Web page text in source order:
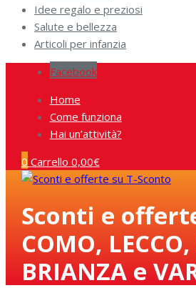
Idee regalo e preziosi
Salute e bellezza
Articoli per infanzia
Facebook
Home
Come funziona
Hai un’attività?
0 Carrello 0,00€
Sconti e
COMO,
BRIANZA e